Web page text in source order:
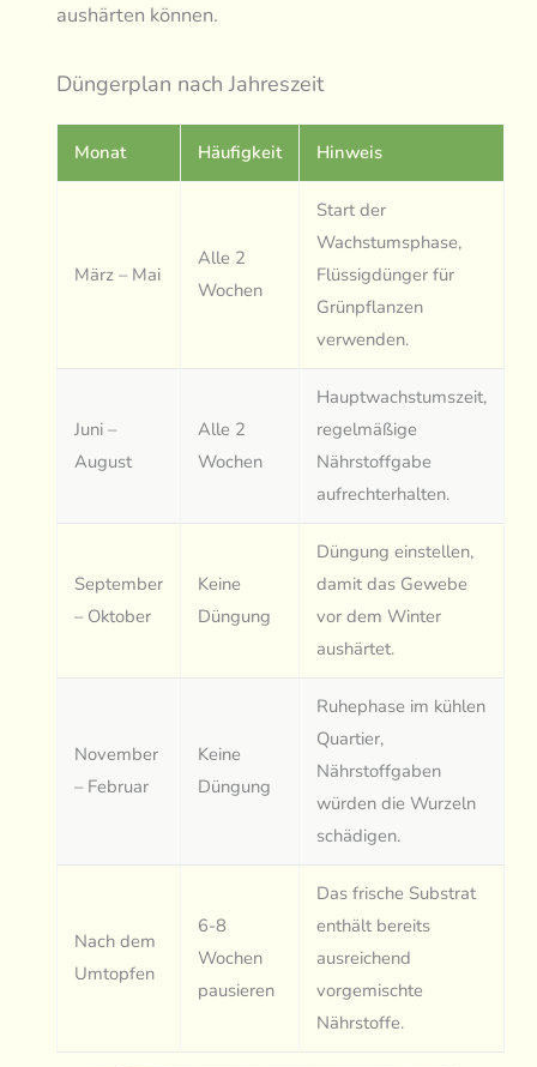
aushärten können.
Düngerplan nach Jahreszeit
Monat Häufigkeit Hinweis
März – Mai
Alle 2
Wochen
Start der
Wachstumsphase,
Flüssigdünger für
Grünpflanzen
verwenden.
Juni –
August
Alle 2
Wochen
Hauptwachstumszeit,
regelmäßige
Nährstoffgabe
aufrechterhalten.
September
– Oktober
Keine
Düngung
Düngung einstellen,
damit das Gewebe
vor dem Winter
aushärtet.
November
– Februar
Keine
Düngung
Ruhephase im kühlen
Quartier,
Nährstoffgaben
würden die Wurzeln
schädigen.
Nach dem
Umtopfen
6-8
Wochen
pausieren
Das frische Substrat
enthält bereits
ausreichend
vorgemischte
Nährstoffe.